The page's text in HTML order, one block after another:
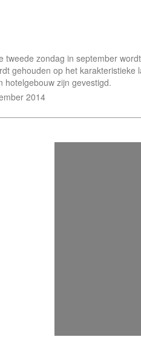
tweede zondag in september
gehouden op het
hotelgebouw zijn gevestigd.
2014